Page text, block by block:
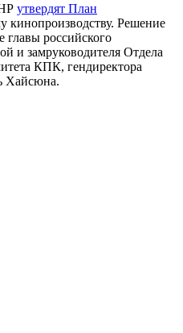
утвердят План
кинопроизводству. Решение
главы российского
и замруководителя Отдела
КПК, гендиректора
Хайсюна.